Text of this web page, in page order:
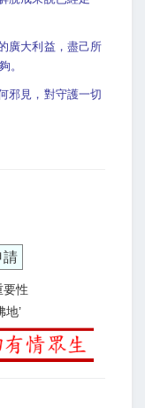
廣大利益，盡己所
。
邪見，對守護一切
請
要性
地’